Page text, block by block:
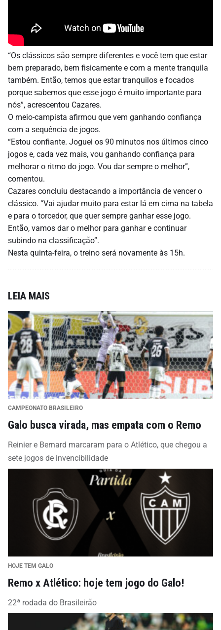
“Os clássicos são sempre diferentes e você tem que estar
bem preparado, bem fisicamente e com a mente tranquila
também. Então, temos que estar tranquilos e focados
porque sabemos que esse jogo é muito importante para
nós”, acrescentou Cazares.
O meio-campista afirmou que vem ganhando confiança
com a sequência de jogos.
“Estou confiante. Joguei os 90 minutos nos últimos cinco
jogos e, cada vez mais, vou ganhando confiança para
melhorar o ritmo do jogo. Vou dar sempre o melhor”,
comentou.
Cazares concluiu destacando a importância de vencer o
clássico. “Vai ajudar muito para estar lá em cima na tabela
e para o torcedor, que quer sempre ganhar esse jogo.
Então, vamos dar o melhor para ganhar e continuar
subindo na classificação”.
Nesta quinta-feira, o treino será novamente às 15h.
LEIA MAIS
CAMPEONATO BRASILEIRO
Galo busca virada, mas empata com o Remo
Reinier e Bernard marcaram para o Atlético, que chegou a
sete jogos de invencibilidade
HOJE TEM GALO
Remo x Atlético: hoje tem jogo do Galo!
22ª rodada do Brasileirão